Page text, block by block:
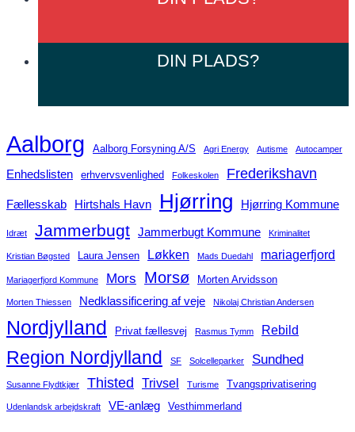
DIN PLADS?
Aalborg Aalborg Forsyning A/S Agri Energy Autisme Autocamper
Enhedslisten erhvervsvenlighed Folkeskolen Frederikshavn
Fællesskab Hirtshals Havn Hjørring Hjørring Kommune
Idræt Jammerbugt Jammerbugt Kommune Kriminalitet
Kristian Bøgsted Laura Jensen Løkken Mads Duedahl mariagerfjord
Mariagerfjord Kommune Mors Morsø Morten Arvidsson
Morten Thiessen Nedklassificering af veje Nikolaj Christian Andersen
Nordjylland Privat fællesvej Rasmus Tymm Rebild
Region Nordjylland SF Solcelleparker Sundhed
Susanne Flydtkjær Thisted Trivsel Turisme Tvangsprivatisering
Udenlandsk arbejdskraft VE-anlæg Vesthimmerland